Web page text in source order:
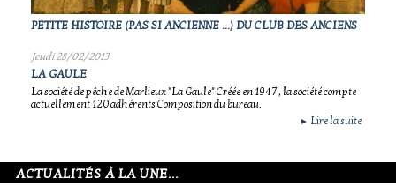
PETITE HISTOIRE (PAS SI ANCIENNE ...) DU CLUB DES ANCIENS
Jeudi 28/02/2013
LA GAULE
La société de pêche de Marlieux "La Gaule" Créée en 1947 , la société compte
actuellement 120 adhérents Composition du bureau.
► Lire la suite
ACTUALITÉS À LA UNE...